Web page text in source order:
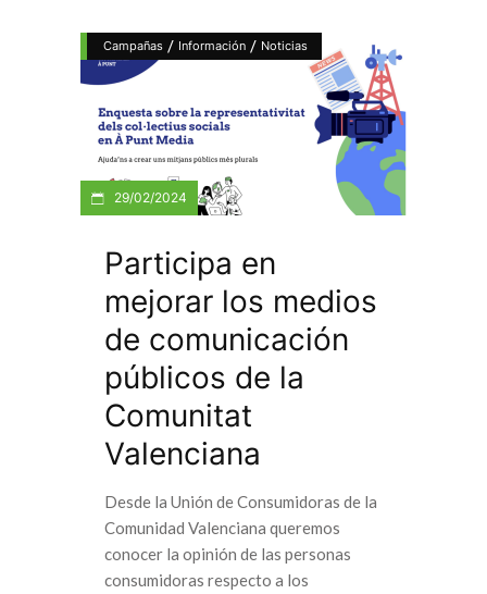
Campañas / Información / Noticias
29/02/2024
Participa en
mejorar los medios
de comunicación
públicos de la
Comunitat
Valenciana
Desde la Unión de Consumidoras de la
Comunidad Valenciana queremos
conocer la opinión de las personas
consumidoras respecto a los